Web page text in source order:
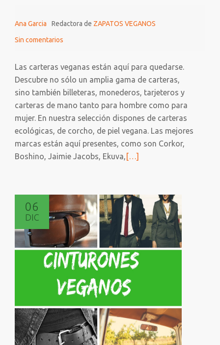
Ana Garcia Redactora de ZAPATOS VEGANOS
Sin comentarios
Las carteras veganas están aquí para quedarse.
Descubre no sólo un amplia gama de carteras,
sino también billeteras, monederos, tarjeteros y
carteras de mano tanto para hombre como para
mujer. En nuestra selección dispones de carteras
ecológicas, de corcho, de piel vegana. Las mejores
marcas están aquí presentes, como son Corkor,
Boshino, Jaimie Jacobs, Ekuva,Leer
15
+
1
INCREIBLES
CARTERAS
VEGANAS
[…]
06
DIC